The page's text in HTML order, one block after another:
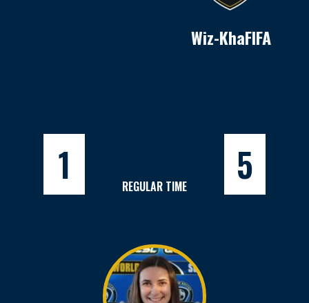
Wiz-KhaFIFA
1 REGULAR TIME 5